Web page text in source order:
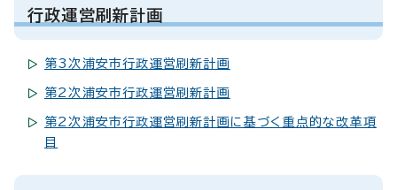
行政運営刷新計画
第3次浦安市行政運営刷新計画
第2次浦安市行政運営刷新計画
第2次浦安市行政運営刷新計画に基づく重点的な改革項
目